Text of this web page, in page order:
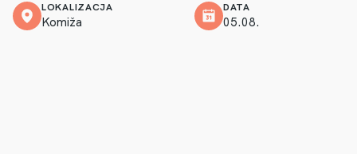
LOKALIZACJA
Komiža
DATA
05.08.